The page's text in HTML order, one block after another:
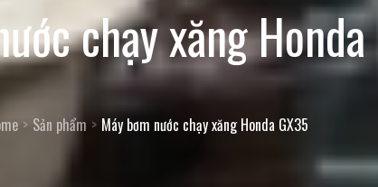
chạy xăng
Sản phẩm Máy bơm nước chạy xăng Honda GX35